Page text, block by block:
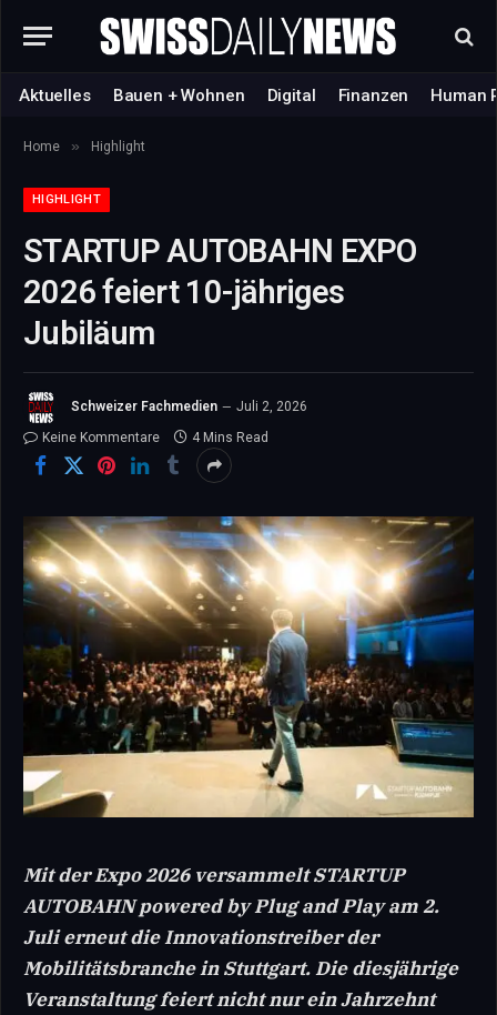
Aktuelles Bauen + Wohnen Digital Finanzen Human
Home » Highlight
HIGHLIGHT
STARTUP AUTOBAHN EXPO
2026 feiert 10-jähriges
Jubiläum
Schweizer Fachmedien
Juli 2, 2026
Keine Kommentare
4 Mins Read
Mit der Expo 2026 versammelt STARTUP
AUTOBAHN powered by Plug and Play am 2.
Juli erneut die Innovationstreiber der
Mobilitätsbranche in Stuttgart. Die diesjährige
Veranstaltung feiert nicht nur ein Jahrzehnt